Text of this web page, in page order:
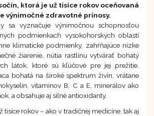
ktorá je už tisíce rokov oceňovaná
výnimočné zdravotné prínosy.
sa vyznačuje výnimočnou schopnosťou
podmienkach vysokohorských oblastí
klimatické podmienky, zahŕňajúce nízke
žiarenie, nútia rastlinu vytvárať bohatý
látok, ktoré sú kľúčové pre jej prežitie.
bohatá na široké spektrum živín, vrátane
vitamínov B, C a E, minerálov ako
a obsahuje aj silné antioxidanty.
tisíce rokov – ako v tradičnej medicíne, tak aj